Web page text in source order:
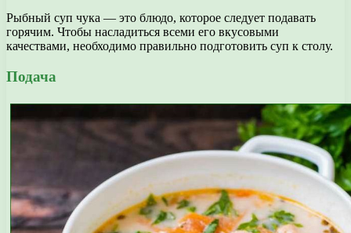
Рыбный суп чука — это блюдо, которое следует подавать
горячим. Чтобы насладиться всеми его вкусовыми
качествами, необходимо правильно подготовить суп к столу.
Подача